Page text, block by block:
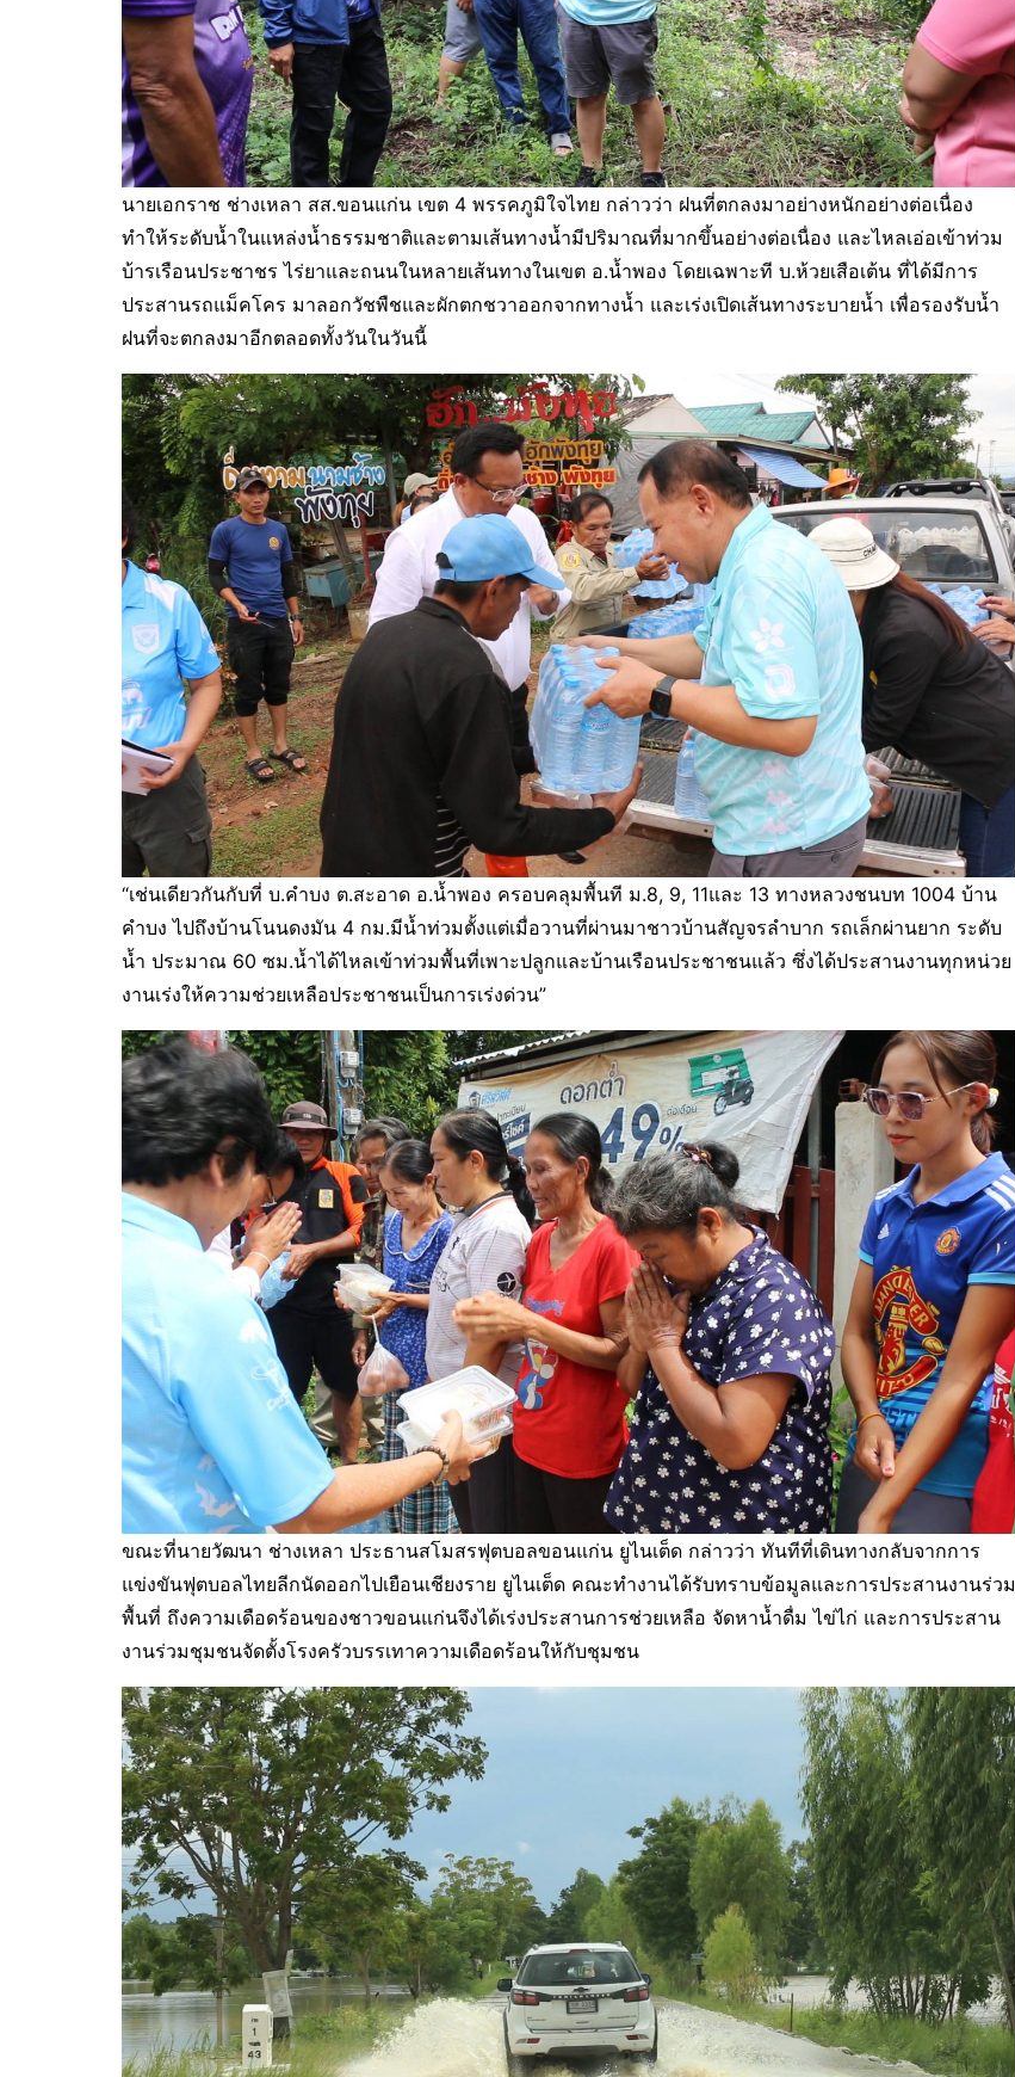
นายเอกราช ช่างเหลา สส.ขอนแก่น เขต 4 พรรคภูมิใจไทย กล่าวว่า ฝนที่ตกลงมาอย่างหนักอย่างต่อเนื่อง
ทำให้ระดับน้ำในแหล่งน้ำธรรมชาติและตามเส้นทางน้ำมีปริมาณที่มากขึ้นอย่างต่อเนื่อง และไหลเอ่อเข้าท่วม
บ้ารเรือนประชาชร ไร่ยาและถนนในหลายเส้นทางในเขต อ.น้ำพอง โดยเฉพาะที บ.ห้วยเสือเต้น ที่ได้มีการ
ประสานรถแม็คโคร มาลอกวัชพืชและผักตกชวาออกจากทางน้ำ และเร่งเปิดเส้นทางระบายน้ำ เพื่อรองรับน้ำ
ฝนที่จะตกลงมาอีกตลอดทั้งวันในวันนี้
“เช่นเดียวกันกับที่ บ.คำบง ต.สะอาด อ.น้ำพอง ครอบคลุมพื้นที ม.8, 9, 11และ 13 ทางหลวงชนบท 1004 บ้าน
คำบง ไปถึงบ้านโนนดงมัน 4 กม.มีน้ำท่วมตั้งแต่เมื่อวานที่ผ่านมาชาวบ้านสัญจรลำบาก รถเล็กผ่านยาก ระดับ
น้ำ ประมาณ 60 ซม.น้ำได้ไหลเข้าท่วมพื้นที่เพาะปลูกและบ้านเรือนประชาชนแล้ว ซึ่งได้ประสานงานทุกหน่วย
งานเร่งให้ความช่วยเหลือประชาชนเป็นการเร่งด่วน”
ขณะที่นายวัฒนา ช่างเหลา ประธานสโมสรฟุตบอลขอนแก่น ยูไนเต็ด กล่าวว่า ทันทีที่เดินทางกลับจากการ
แข่งขันฟุตบอลไทยลีกนัดออกไปเยือนเชียงราย ยูไนเต็ด คณะทำงานได้รับทราบข้อมูลและการประสานงานร่วม
พื้นที่ ถึงความเดือดร้อนของชาวขอนแก่นจึงได้เร่งประสานการช่วยเหลือ จัดหาน้ำดื่ม ไข่ไก่ และการประสาน
งานร่วมชุมชนจัดตั้งโรงครัวบรรเทาความเดือดร้อนให้กับชุมชน